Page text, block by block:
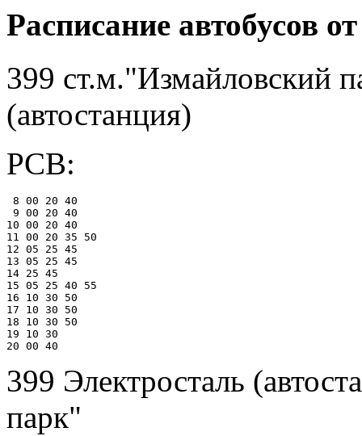
Расписание автобусов
399 ст.м."Измайловский
(автостанция)
РСВ:
8 00 20 40
9 00 20 40
10 00 20 40
11 00 20 35 50
12 05 25 45
13 05 25 45
14 25 45
15 05 25 40 55
16 10 30 50
17 10 30 50
18 10 30 50
19 10 30
399 Электросталь
парк"